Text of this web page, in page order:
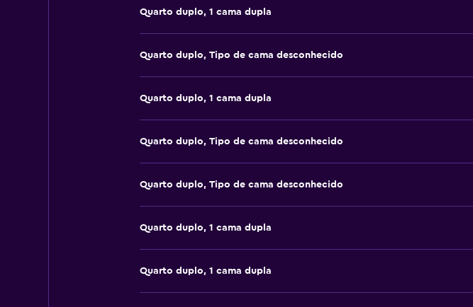
Quarto duplo, 1 cama dupla
Quarto duplo, Tipo de cama desconhecido
Quarto duplo, 1 cama dupla
Quarto duplo, Tipo de cama desconhecido
Quarto duplo, Tipo de cama desconhecido
Quarto duplo, 1 cama dupla
Quarto duplo, 1 cama dupla